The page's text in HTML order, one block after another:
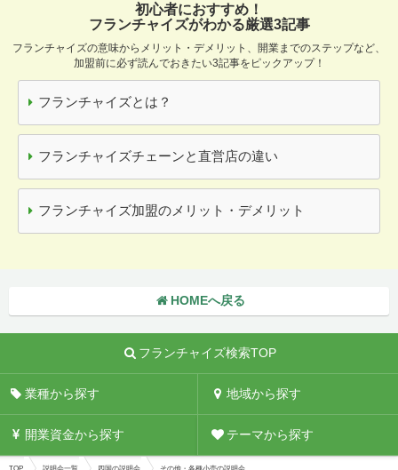
初心者におすすめ！
フランチャイズがわかる厳選3記事
フランチャイズの意味からメリット・デメリット、開業までのステップなど、
加盟前に必ず読んでおきたい3記事をピックアップ！
フランチャイズとは？
フランチャイズチェーンと直営店の違い
フランチャイズ加盟のメリット・デメリット
HOMEへ戻る
フランチャイズ検索TOP
業種から探す 地域から探す
開業資金から探す テーマから探す
TOP 説明会一覧 四国の説明会 その他・各種小売の説明会